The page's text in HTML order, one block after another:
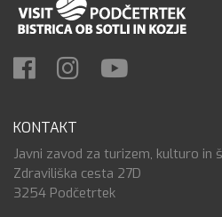
KONTAKT
Javni zavod za turizem, kulturo in
Zdraviliška cesta 27D
3254 Podčetrtek